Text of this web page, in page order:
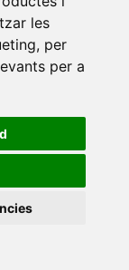
les
, per
per a
Jaume I
Hernández
•Universitat
Ramon Llull
de Sàsser•
de Vic -